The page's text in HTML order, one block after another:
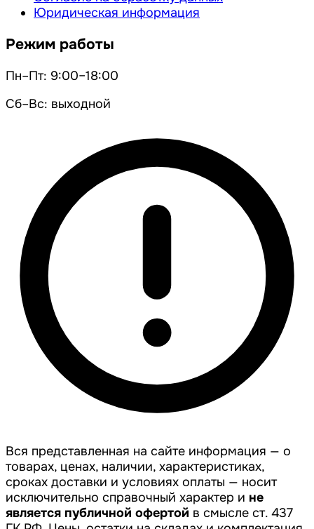
Юридическая информация
Режим работы
Пн–Пт: 9:00–18:00
Сб–Вс: выходной
Вся представленная на сайте информация — о
товарах, ценах, наличии, характеристиках,
сроках доставки и условиях оплаты — носит
исключительно справочный характер и не
является публичной офертой в смысле ст. 437